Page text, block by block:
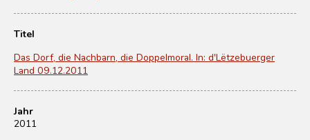
Titel
Das Dorf, die Nachbarn, die Doppelmoral. In: d'Lëtzebuerger
Land 09.12.2011
Jahr
2011